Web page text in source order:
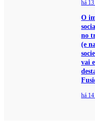
há
O
no
(e
vai
há